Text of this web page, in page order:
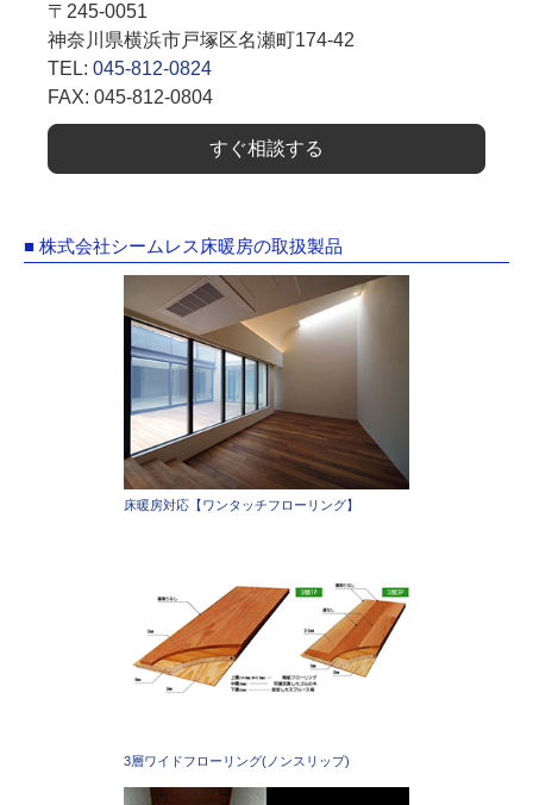
〒245-0051
神奈川県横浜市戸塚区名瀬町174-42
TEL: 045-812-0824
FAX: 045-812-0804
すぐ相談する
■ 株式会社シームレス床暖房の取扱製品
床暖房対応【ワンタッチフローリング】
3層ワイドフローリング(ノンスリップ)